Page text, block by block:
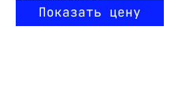
Показать цену